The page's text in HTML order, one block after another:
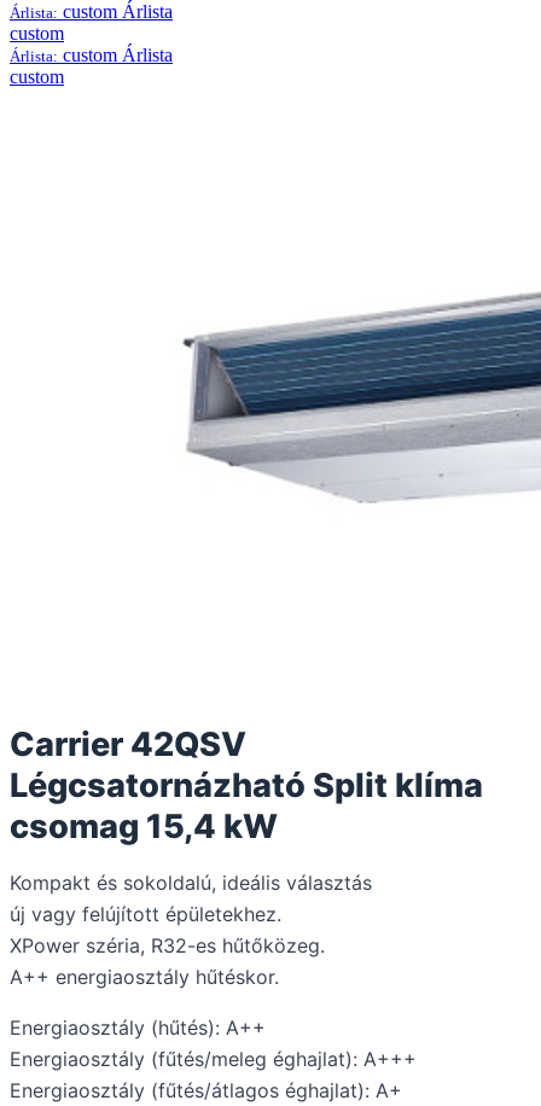
Árlista: custom Árlista
custom
Árlista: custom Árlista
custom
Carrier 42QSV
Légcsatornázható Split klíma
csomag 15,4 kW
Kompakt és sokoldalú, ideális választás
új vagy felújított épületekhez.
XPower széria, R32-es hűtőközeg.
A++ energiaosztály hűtéskor.
Energiaosztály (hűtés): A++
Energiaosztály (fűtés/meleg éghajlat): A+++
Energiaosztály (fűtés/átlagos éghajlat): A+